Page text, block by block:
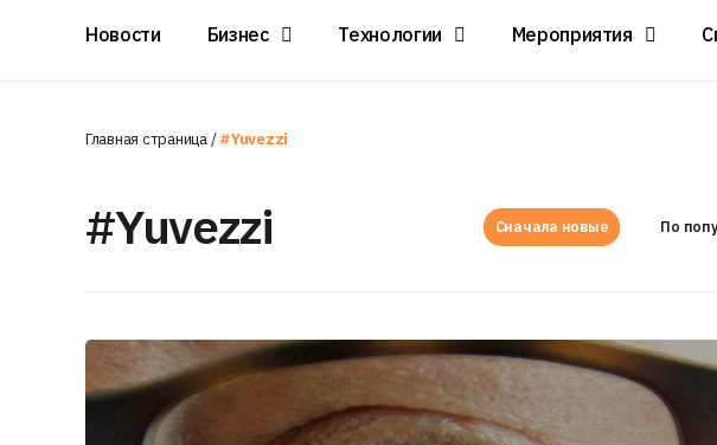
Новости Бизнес Технологии Мероприятия
Главная страница/#Yuvezzi
#Yuvezzi Сначала новые По